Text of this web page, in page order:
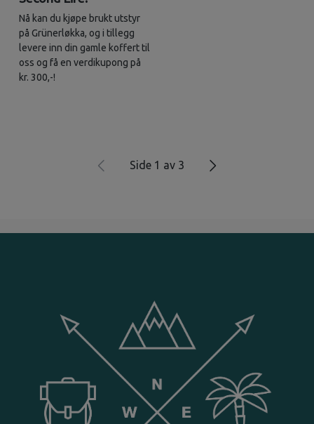
Nå kan du kjøpe brukt utstyr
på Grünerløkka, og i tillegg
levere inn din gamle koffert til
oss og få en verdikupong på
kr. 300,-!
Side 1 av 3